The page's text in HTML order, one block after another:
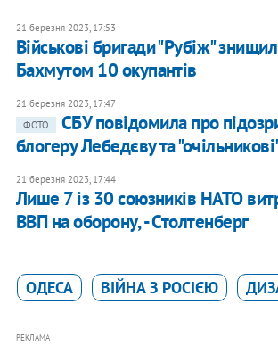
21 березня 2023, 17:53
Військові бригади "Рубіж"
Бахмутом 10 окупантів
21 березня 2023, 17:47
ФОТО
​СБУ повідомила про
блогеру Лебедєву та
21 березня 2023, 17:44
Лише 7 із 30 союзників НАТО
ВВП на оборону, - Столтенберг
ОДЕСА ВІЙНА З РОСІЄЮ
РЕКЛАМА